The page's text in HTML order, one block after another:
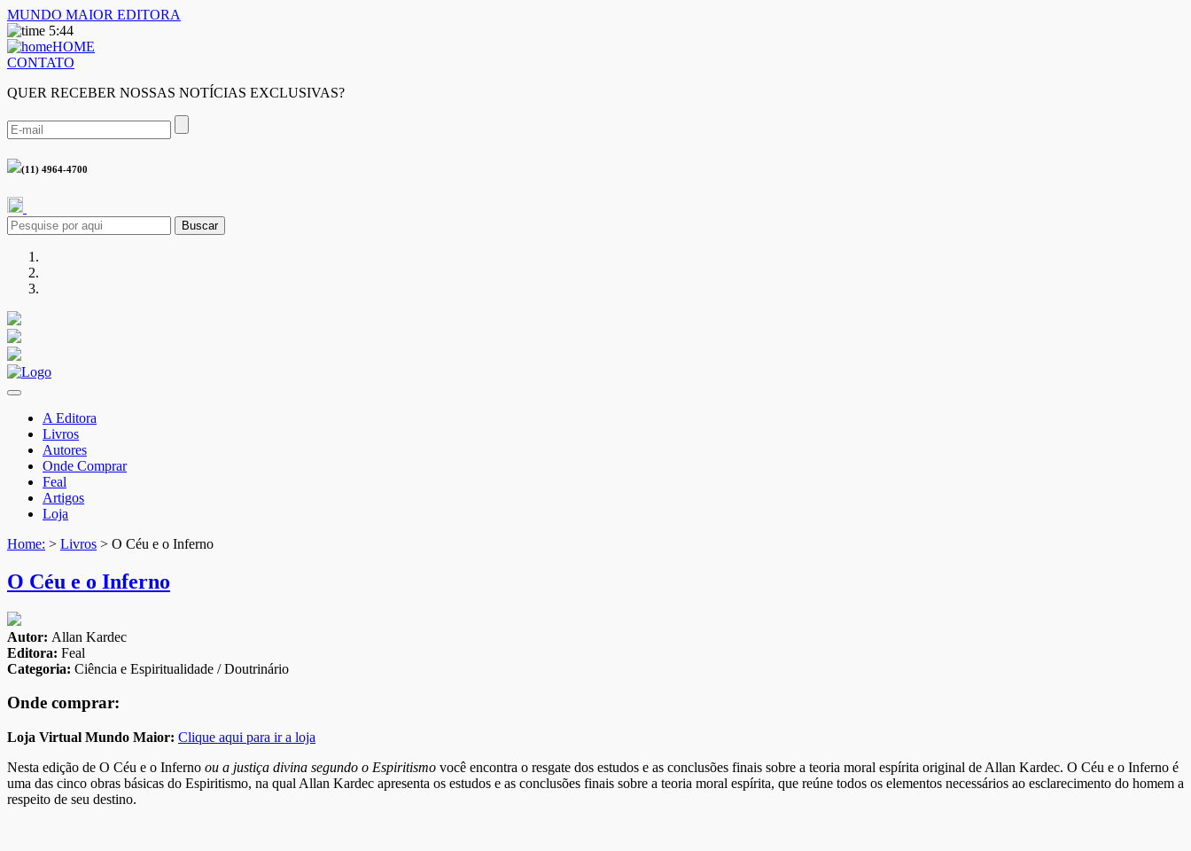
MUNDO MAIOR EDITORA
5:44
HOME
CONTATO
QUER RECEBER NOSSAS NOTÍCIAS EXCLUSIVAS?
(11) 4964-4700
Buscar
A Editora
Livros
Autores
Onde Comprar
Feal
Artigos
Loja
Home: > Livros > O Céu e o Inferno
O Céu e o Inferno
Autor: Allan Kardec
Editora: Feal
Categoria: Ciência e Espiritualidade / Doutrinário
Onde comprar:
Loja Virtual Mundo Maior: Clique aqui para ir a loja
Nesta edição de O Céu e o Inferno ou a justiça divina segundo o Espiritismo você encontra o resgate dos estudos e as conclusões finais sobre a teoria moral espírita original de Allan Kardec. O Céu e o Inferno é
uma das cinco obras básicas do Espiritismo, na qual Allan Kardec apresenta os estudos e as conclusões finais sobre a teoria moral espírita, que reúne todos os elementos necessários ao esclarecimento do homem a
respeito de seu destino.